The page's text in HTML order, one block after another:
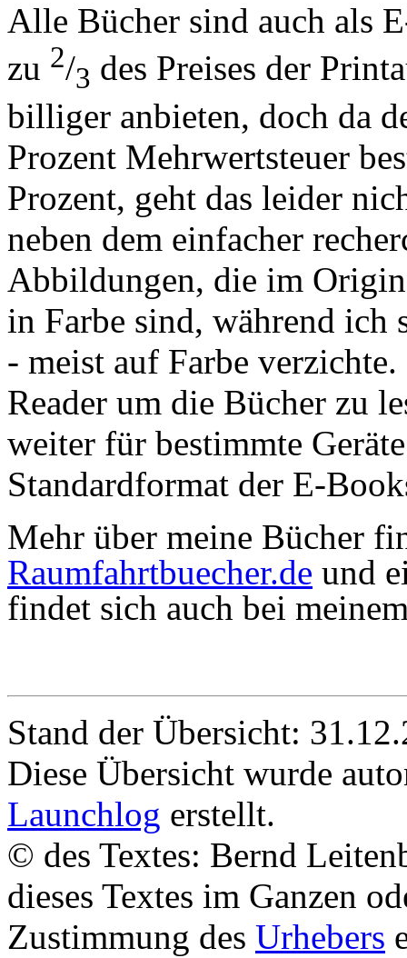
Alle Bücher sind auch als
zu 2/3 des Preises der
billiger anbieten, doch da
Prozent Mehrwertsteuer
Prozent, geht das leider
neben dem einfacher
Abbildungen, die im
in Farbe sind, während ich
- meist auf Farbe
Reader um die Bücher zu
weiter für bestimmte
Standardformat der E-
Mehr über meine Bücher
Raumfahrtbuecher.de und
findet sich auch bei
Stand der Übersicht:
Diese Übersicht wurde
Launchlog erstellt.
© des Textes: Bernd
dieses Textes im Ganzen
Zustimmung des Urhebers